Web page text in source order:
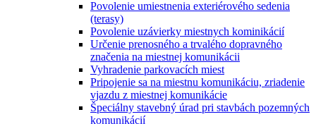
Povolenie umiestnenia exteriérového sedenia
(terasy)
Povolenie uzávierky miestnych kominikácií
Určenie prenosného a trvalého dopravného
značenia na miestnej komunikácii
Vyhradenie parkovacích miest
Pripojenie sa na miestnu komunikáciu, zriadenie
vjazdu z miestnej komunikácie
Špeciálny stavebný úrad pri stavbách pozemných
komunikácií